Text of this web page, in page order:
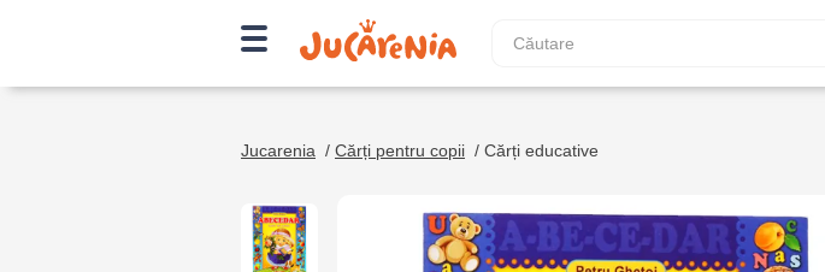
Jucarenia / Cărți pentru copii / Cărți educative